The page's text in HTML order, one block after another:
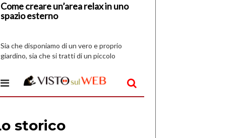
Come creare un’area relax in uno
spazio esterno
Sia che disponiamo di un vero e proprio
giardino, sia che si tratti di un piccolo